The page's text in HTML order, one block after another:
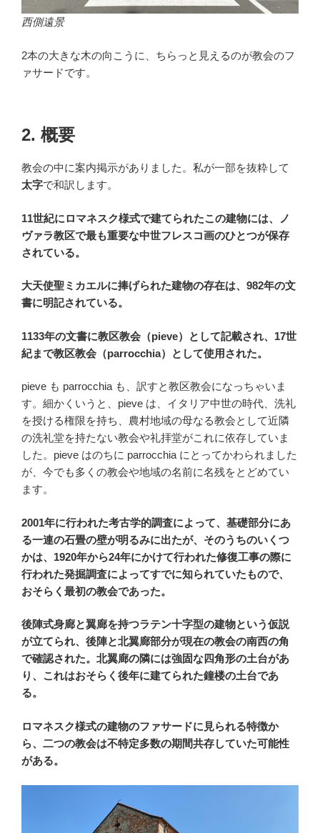
西側遠景
2本の大きな木の向こうに、ちらっと見えるのが教会のフ
ァサードです。
2. 概要
教会の中に案内掲示がありました。私が一部を抜粋して
太字で和訳します。
11世紀にロマネスク様式で建てられたこの建物には、ノ
ヴァラ教区で最も重要な中世フレスコ画のひとつが保存
されている。
大天使聖ミカエルに捧げられた建物の存在は、982年の文
書に明記されている。
1133年の文書に教区教会（pieve）として記載され、17世
紀まで教区教会（parrocchia）として使用された。
pieve も parrocchia も、訳すと教区教会になっちゃいま
す。細かくいうと、pieve は、イタリア中世の時代、洗礼
を授ける権限を持ち、農村地域の母なる教会として近隣
の洗礼堂を持たない教会や礼拝堂がこれに依存していま
した。pieve はのちに parrocchia にとってかわられました
が、今でも多くの教会や地域の名前に名残をとどめてい
ます。
2001年に行われた考古学的調査によって、基礎部分にあ
る一連の石畳の壁が明るみに出たが、そのうちのいくつ
かは、1920年から24年にかけて行われた修復工事の際に
行われた発掘調査によってすでに知られていたもので、
おそらく最初の教会であった。
後陣式身廊と翼廊を持つラテン十字型の建物という仮説
が立てられ、後陣と北翼廊部分が現在の教会の南西の角
で確認された。北翼廊の隣には強固な四角形の土台があ
り、これはおそらく後年に建てられた鐘楼の土台であ
る。
ロマネスク様式の建物のファサードに見られる特徴か
ら、二つの教会は不特定多数の期間共存していた可能性
がある。